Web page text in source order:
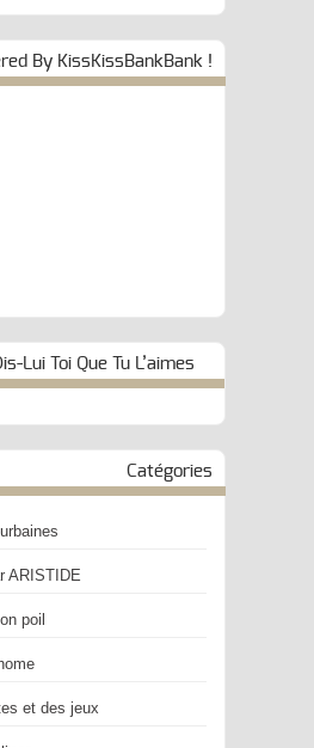
By KissKissBankBank !
Lui Toi Que Tu L’aimes
Catégories
ARISTIDE
poil
et des jeux